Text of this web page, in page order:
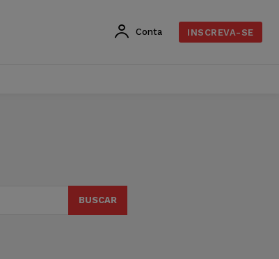
Conta INSCREVA-SE
BUSCAR